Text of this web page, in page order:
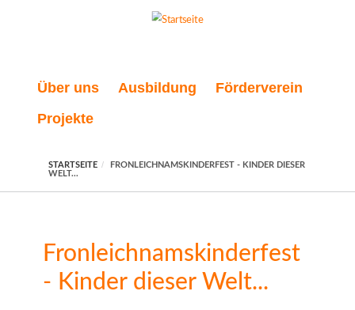
Über uns Ausbildung
Förderverein
Projekte
STARTSEITE
FRONLEICHNAMSKINDERFEST - KINDER DIESER
WELT...
Fronleichnamskinderfest
- Kinder dieser Welt...